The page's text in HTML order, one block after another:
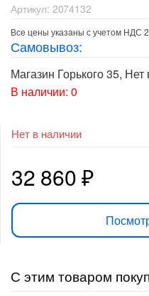
Артикул: 2074132
Все цены указаны с учетом НДС
Самовывоз:
Магазин Горького 35, Нет
В наличии: 0
Нет в наличии
32 860₽
С этим товаром